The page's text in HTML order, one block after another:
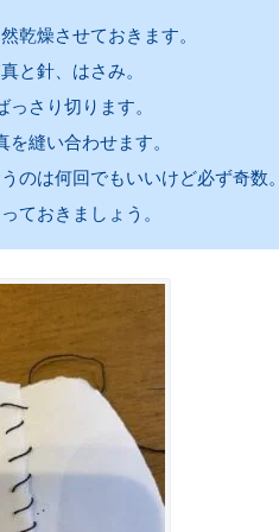
乾燥させておきます。
と針、はさみ。
さり切ります。
縫い合わせます。
のは何回でもいいけど必ず奇数。
ておきましょう。